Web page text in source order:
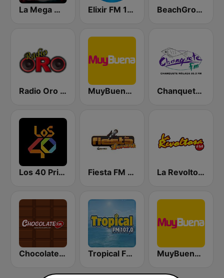
La Mega Malaga Elixir FM 106.9 BeachGrooves Radio
Radio Oro - Málaga MuyBuena Ibiza Chanquete FM Costa del Sol
Los 40 Principales Fiesta FM - Levante La Revoltosa FM
Chocolate FM Tropical FM Marbella 107.0 MuyBuena Benidorm